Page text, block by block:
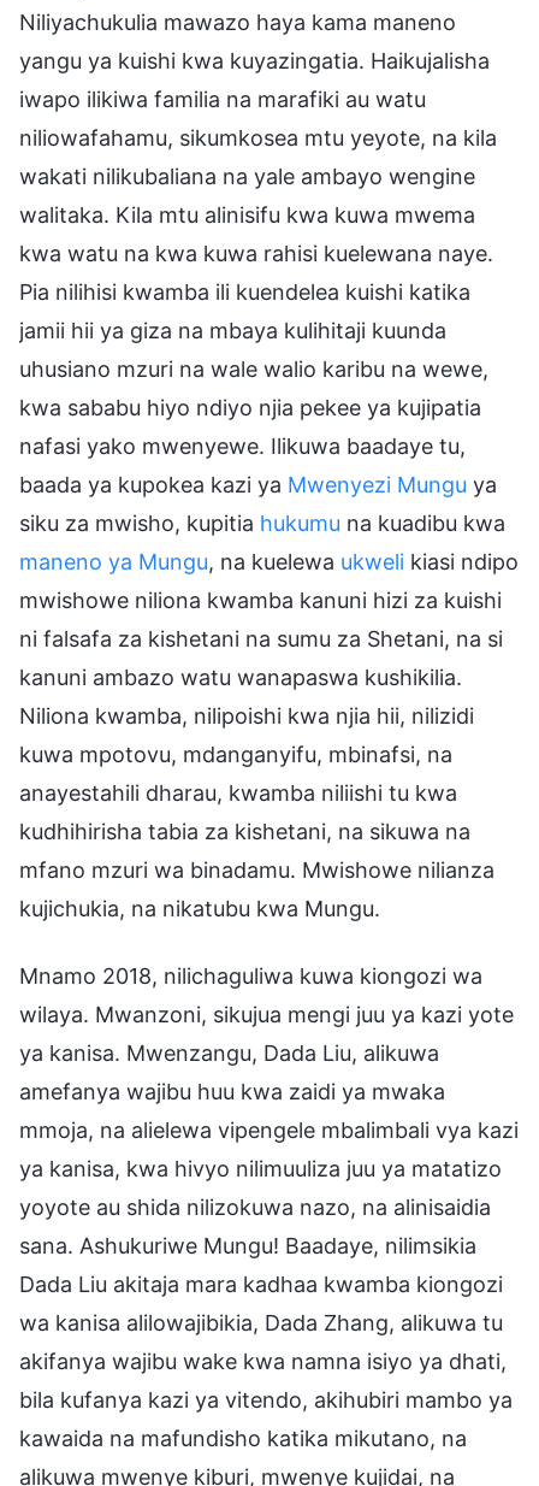
Niliyachukulia mawazo haya kama maneno
yangu ya kuishi kwa kuyazingatia. Haikujalisha
iwapo ilikiwa familia na marafiki au watu
niliowafahamu, sikumkosea mtu yeyote, na kila
wakati nilikubaliana na yale ambayo wengine
walitaka. Kila mtu alinisifu kwa kuwa mwema
kwa watu na kwa kuwa rahisi kuelewana naye.
Pia nilihisi kwamba ili kuendelea kuishi katika
jamii hii ya giza na mbaya kulihitaji kuunda
uhusiano mzuri na wale walio karibu na wewe,
kwa sababu hiyo ndiyo njia pekee ya kujipatia
nafasi yako mwenyewe. Ilikuwa baadaye tu,
baada ya kupokea kazi ya Mwenyezi Mungu ya
siku za mwisho, kupitia hukumu na kuadibu kwa
maneno ya Mungu, na kuelewa ukweli kiasi ndipo
mwishowe niliona kwamba kanuni hizi za kuishi
ni falsafa za kishetani na sumu za Shetani, na si
kanuni ambazo watu wanapaswa kushikilia.
Niliona kwamba, nilipoishi kwa njia hii, nilizidi
kuwa mpotovu, mdanganyifu, mbinafsi, na
anayestahili dharau, kwamba niliishi tu kwa
kudhihirisha tabia za kishetani, na sikuwa na
mfano mzuri wa binadamu. Mwishowe nilianza
kujichukia, na nikatubu kwa Mungu.
Mnamo 2018, nilichaguliwa kuwa kiongozi wa
wilaya. Mwanzoni, sikujua mengi juu ya kazi yote
ya kanisa. Mwenzangu, Dada Liu, alikuwa
amefanya wajibu huu kwa zaidi ya mwaka
mmoja, na alielewa vipengele mbalimbali vya kazi
ya kanisa, kwa hivyo nilimuuliza juu ya matatizo
yoyote au shida nilizokuwa nazo, na alinisaidia
sana. Ashukuriwe Mungu! Baadaye, nilimsikia
Dada Liu akitaja mara kadhaa kwamba kiongozi
wa kanisa alilowajibikia, Dada Zhang, alikuwa tu
akifanya wajibu wake kwa namna isiyo ya dhati,
bila kufanya kazi ya vitendo, akihubiri mambo ya
kawaida na mafundisho katika mikutano, na
alikuwa mwenye kiburi, mwenye kujidai, na